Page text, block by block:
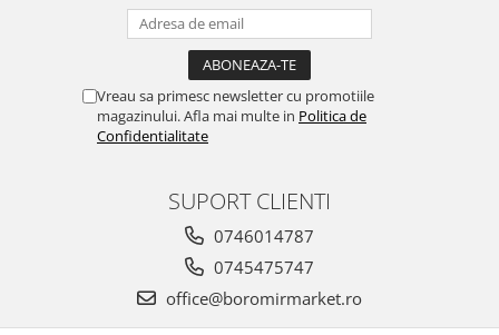
Vreau sa primesc newsletter cu promotiile
magazinului. Afla mai multe in Politica de
Confidentialitate
SUPORT CLIENTI
0746014787
0745475747
office@boromirmarket.ro